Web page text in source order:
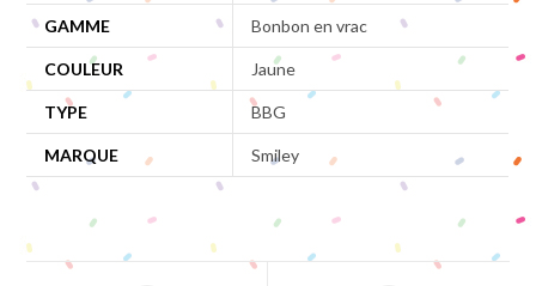
GAMME Bonbon en vrac
COULEUR Jaune
TYPE BBG
MARQUE Smiley